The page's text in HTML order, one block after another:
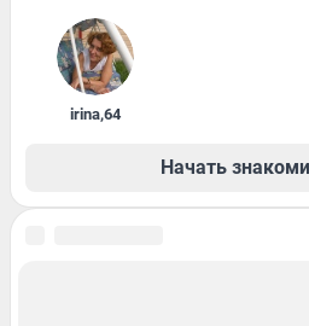
irina,64
Начать